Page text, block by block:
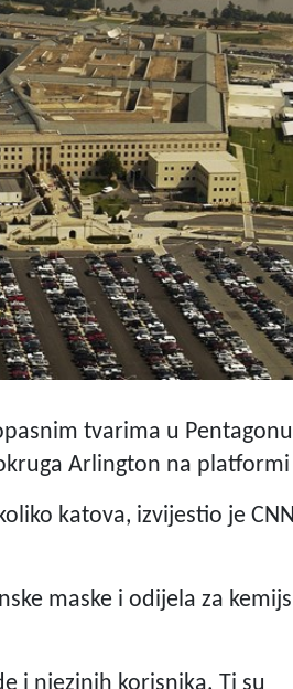
tvarima u
Arlington na platformi
katova, izvijestio je CNN
maske i odijela za